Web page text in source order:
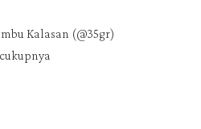
Kalasan (@35gr)